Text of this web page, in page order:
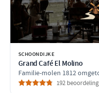
SCHOONDIJKE
Grand Café El Molino
Familie-molen 1812
192